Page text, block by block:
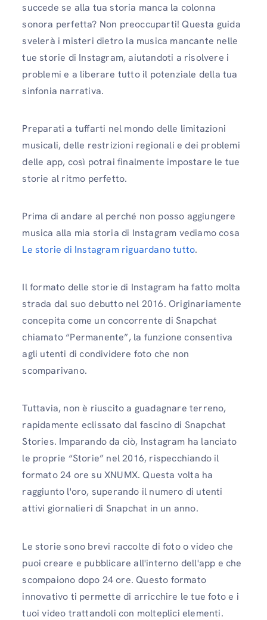
succede se alla tua storia manca la colonna
sonora perfetta? Non preoccuparti! Questa guida
svelerà i misteri dietro la musica mancante nelle
tue storie di Instagram, aiutandoti a risolvere i
problemi e a liberare tutto il potenziale della tua
sinfonia narrativa.
Preparati a tuffarti nel mondo delle limitazioni
musicali, delle restrizioni regionali e dei problemi
delle app, così potrai finalmente impostare le tue
storie al ritmo perfetto.
Prima di andare al perché non posso aggiungere
musica alla mia storia di Instagram vediamo cosa
Le storie di Instagram riguardano tutto.
Il formato delle storie di Instagram ha fatto molta
strada dal suo debutto nel 2016. Originariamente
concepita come un concorrente di Snapchat
chiamato “Permanente”, la funzione consentiva
agli utenti di condividere foto che non
scomparivano.
Tuttavia, non è riuscito a guadagnare terreno,
rapidamente eclissato dal fascino di Snapchat
Stories. Imparando da ciò, Instagram ha lanciato
le proprie “Storie” nel 2016, rispecchiando il
formato 24 ore su XNUMX. Questa volta ha
raggiunto l'oro, superando il numero di utenti
attivi giornalieri di Snapchat in un anno.
Le storie sono brevi raccolte di foto o video che
puoi creare e pubblicare all'interno dell'app e che
scompaiono dopo 24 ore. Questo formato
innovativo ti permette di arricchire le tue foto e i
tuoi video trattandoli con molteplici elementi.